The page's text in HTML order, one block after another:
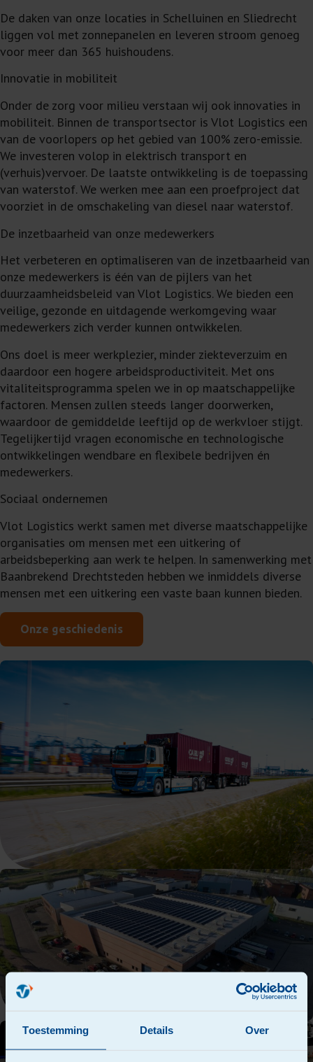
Toestemming Details Over
De daken van onze locaties in Schelluinen en Sliedrecht
liggen vol met zonnepanelen en leveren stroom genoeg
voor meer dan 365 huishoudens.
Innovatie in mobiliteit
Onder de zorg voor milieu verstaan wij ook innovaties in
mobiliteit. Binnen de transportsector is Vlot Logistics een
van de voorlopers op het gebied van 100% zero-emissie.
We investeren volop in elektrisch transport en
(verhuis)vervoer. De laatste ontwikkeling is de toepassing
van waterstof. We werken mee aan een proefproject dat
voorziet in de omschakeling van diesel naar waterstof.
De inzetbaarheid van onze medewerkers
Het verbeteren en optimaliseren van de inzetbaarheid van
onze medewerkers is één van de pijlers van het
duurzaamheidsbeleid van Vlot Logistics. We bieden een
veilige, gezonde en uitdagende werkomgeving waar
medewerkers zich verder kunnen ontwikkelen.
Ons doel is meer werkplezier, minder ziekteverzuim en
daardoor een hogere arbeidsproductiviteit. Met ons
vitaliteitsprogramma spelen we in op maatschappelijke
factoren. Mensen zullen steeds langer doorwerken,
waardoor de gemiddelde leeftijd op de werkvloer stijgt.
Tegelijkertijd vragen economische en technologische
ontwikkelingen wendbare en flexibele bedrijven én
medewerkers.
Sociaal ondernemen
Vlot Logistics werkt samen met diverse maatschappelijke
organisaties om mensen met een uitkering of
arbeidsbeperking aan werk te helpen. In samenwerking met
Baanbrekend Drechtsteden hebben we inmiddels diverse
mensen met een uitkering een vaste baan kunnen bieden.
Onze geschiedenis